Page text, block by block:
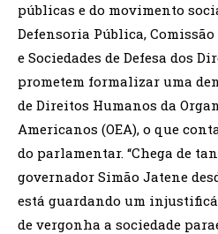
públicas e do movimento
Defensoria Pública,
e Sociedades de Defesa dos
prometem formalizar uma
de Direitos Humanos da
Americanos (OEA), o que
do parlamentar. “Chega de
governador Simão Jatene
está guardando um
de vergonha a sociedade